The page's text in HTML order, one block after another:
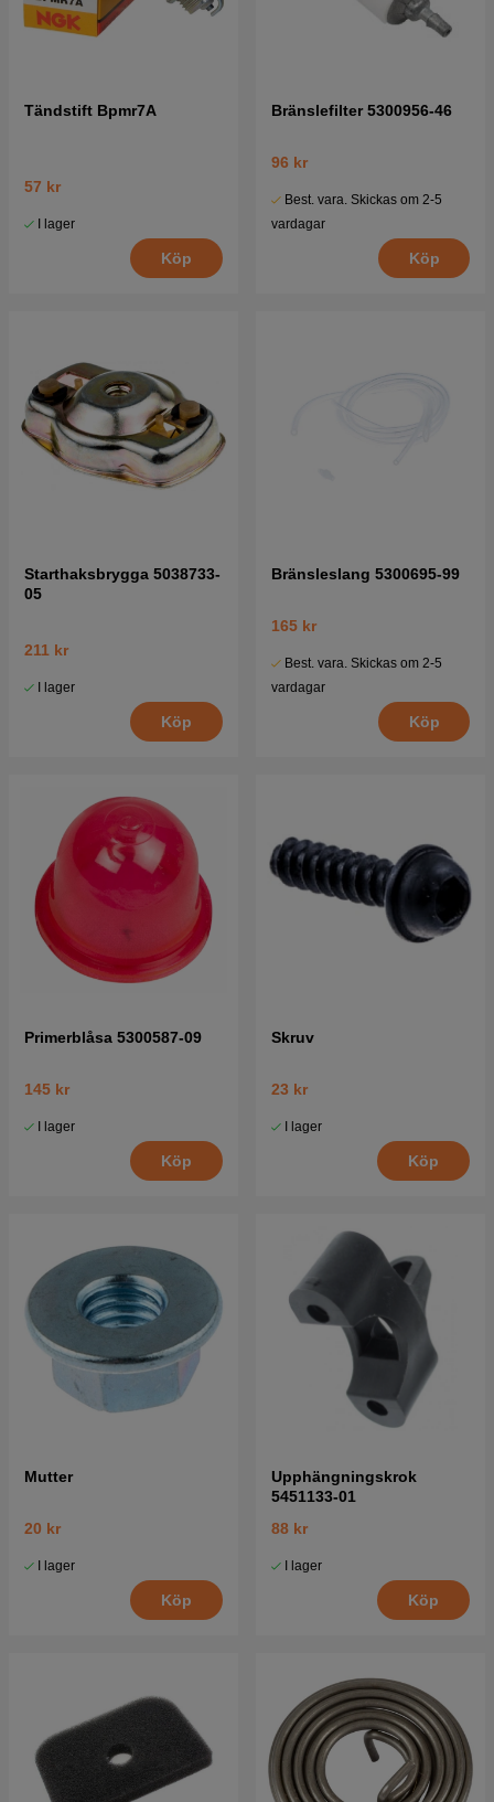
Tändstift Bpmr7A
57 kr
I lager
Köp
Bränslefilter 5300956-46
96 kr
Best. vara. Skickas om 2-5
vardagar
Köp
Starthaksbrygga 5038733-
05
211 kr
I lager
Köp
Bränsleslang 5300695-99
165 kr
Best. vara. Skickas om 2-5
vardagar
Köp
Primerblåsa 5300587-09
145 kr
I lager
Köp
Skruv
23 kr
I lager
Köp
Mutter
20 kr
I lager
Köp
Upphängningskrok
5451133-01
88 kr
I lager
Köp